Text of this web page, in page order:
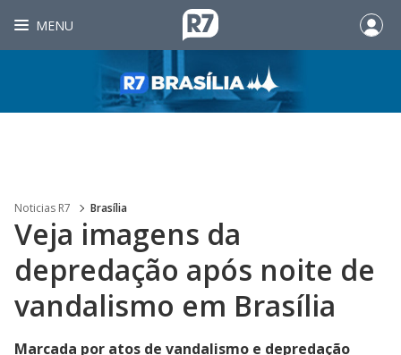
MENU
Noticias R7 Brasília
Veja imagens da
depredação após noite de
vandalismo em Brasília
Marcada por atos de vandalismo e depredação